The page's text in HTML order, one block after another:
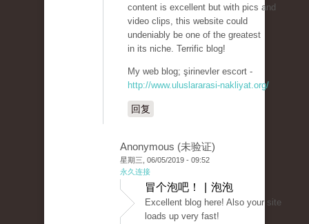
content is excellent but with pics and
video clips, this website could
undeniably be one of the greatest
in its niche. Terrific blog!
My web blog; şirinevler escort -
http://www.uluslararasi-nakliyat.org/
回复
Anonymous (未验证)
星期三, 06/05/2019 - 09:52
永久连接
冒个泡吧！ | 泡泡
Excellent blog here! Also your site
loads up very fast!